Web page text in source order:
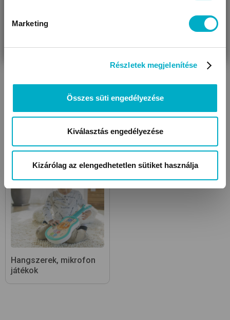
Marketing
Részletek megjelenítése
Összes süti engedélyezése
Kiválasztás engedélyezése
Kizárólag az elengedhetetlen sütiket használja
Építők, illesztő játékok
Kézügyesség fejlesztő
Hangszerek, mikrofon
játékok
VÁRANDÓS
AJÁNDÉKOT